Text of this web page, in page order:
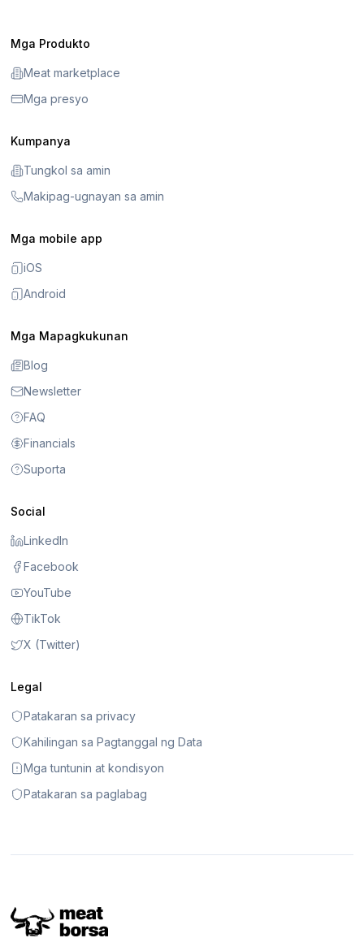
Mga Produkto
Meat marketplace
Mga presyo
Kumpanya
Tungkol sa amin
Makipag-ugnayan sa amin
Mga mobile app
iOS
Android
Mga Mapagkukunan
Blog
Newsletter
FAQ
Financials
Suporta
Social
LinkedIn
Facebook
YouTube
TikTok
X (Twitter)
Legal
Patakaran sa privacy
Kahilingan sa Pagtanggal ng Data
Mga tuntunin at kondisyon
Patakaran sa paglabag